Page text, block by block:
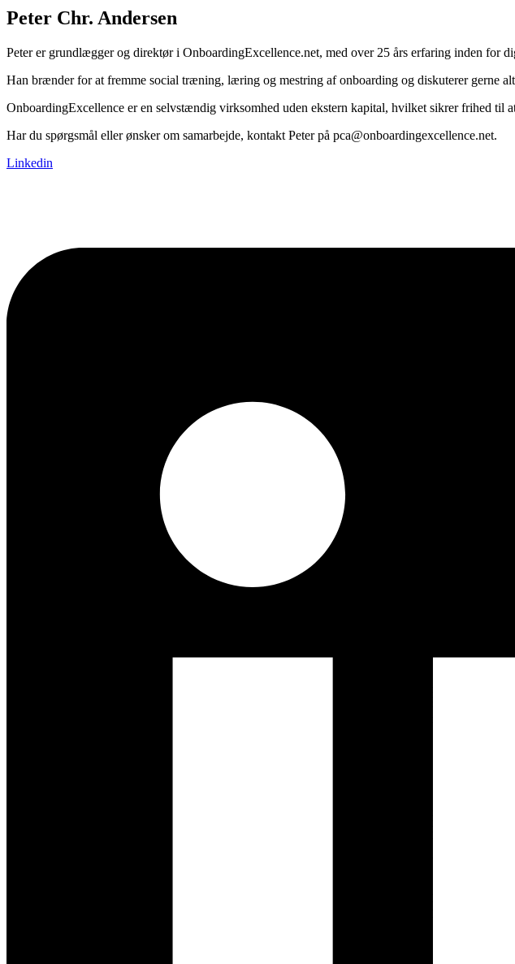
Peter Chr. Andersen
Peter er grundlægger og direktør i OnboardingExcellence.net, med over 25 års erfaring inden for
Han brænder for at fremme social træning, læring og mestring af onboarding og diskuterer gerne
OnboardingExcellence er en selvstændig virksomhed uden ekstern kapital, hvilket sikrer frihed til
Har du spørgsmål eller ønsker om samarbejde, kontakt Peter på pca@onboardingexcellence.net.
Linkedin